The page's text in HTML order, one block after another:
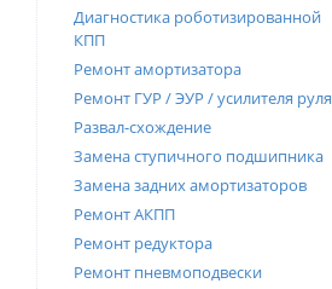
Диагностика роботизированной
КПП
Ремонт амортизатора
Ремонт ГУР / ЭУР / усилителя руля
Развал-схождение
Замена ступичного подшипника
Замена задних амортизаторов
Ремонт АКПП
Ремонт редуктора
Ремонт пневмоподвески